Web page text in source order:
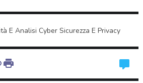
E Analisi Cyber Sicurezza E Privacy